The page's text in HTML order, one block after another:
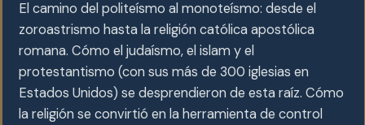
El camino del politeísmo al monoteísmo: desde el
zoroastrismo hasta la religión católica apostólica
romana. Cómo el judaísmo, el islam y el
protestantismo (con sus más de 300 iglesias en
Estados Unidos) se desprendieron de esta raíz. Cómo
la religión se convirtió en la herramienta de control